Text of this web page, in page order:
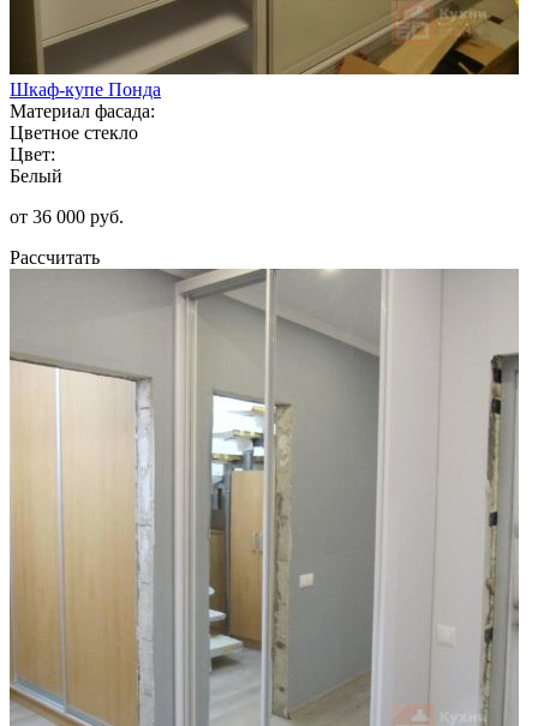
Шкаф-купе Понда
Материал фасада:
Цветное стекло
Цвет:
Белый
от 36 000 руб.
Рассчитать